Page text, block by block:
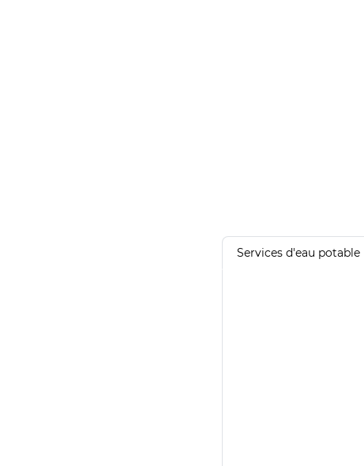
Services d'eau potable